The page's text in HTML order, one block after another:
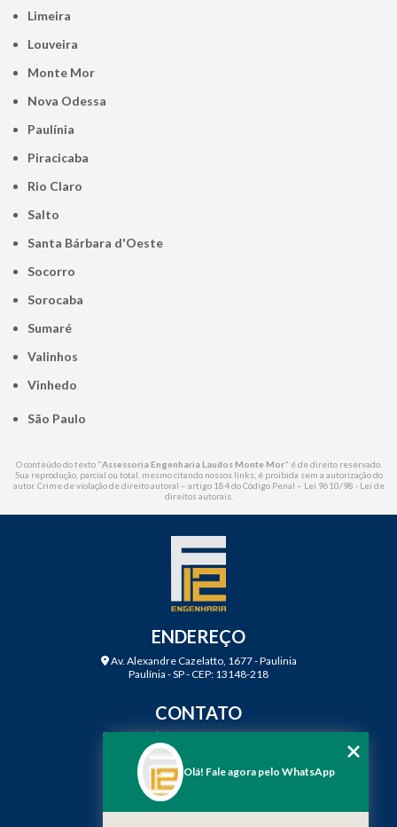
Limeira
Louveira
Monte Mor
Nova Odessa
Paulínia
Piracicaba
Rio Claro
Salto
Santa Bárbara d'Oeste
Socorro
Sorocaba
Sumaré
Valinhos
Vinhedo
São Paulo
O conteúdo do texto "Assessoria Engenharia Laudos Monte Mor" é de direito reservado.
Sua reprodução, parcial ou total, mesmo citando nossos links, é proibida sem a autorização do
autor. Crime de violação de direito autoral – artigo 184 do Código Penal – Lei 9610/98 - Lei de
direitos autorais.
ENDEREÇO
Av. Alexandre Cazelatto, 1677 - Paulinia
Paulínia - SP - CEP: 13148-218
CONTATO
(19) 99968-7979
contato@f12engenharia.com.br
MENU
Olá! Fale agora pelo WhatsApp